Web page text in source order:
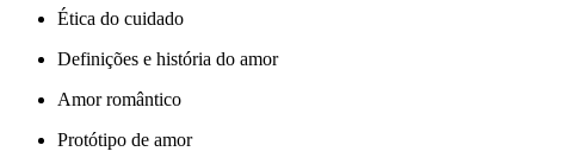
Ética do cuidado
Definições e história do amor
Amor romântico
Protótipo de amor